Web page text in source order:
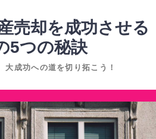
売却を成功させる
5つの秘訣
大成功への道を切り拓こう！